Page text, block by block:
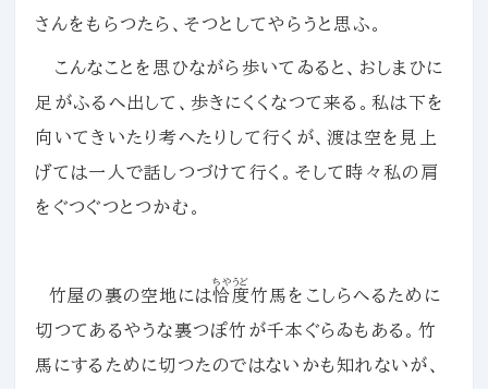
さんをもらつたら、そつとしてやらうと思ふ。
こんなことを思ひながら歩いてゐると、おしまひに
足がふるへ出して、歩きにくくなつて来る。私は下を
向いてきいたり考へたりして行くが、渡は空を見上
げては一人で話しつづけて行く。そして時々私の肩
をぐつぐつとつかむ。
竹屋の裏の空地には恰度
ちやうど
竹馬をこしらへるために
切つてあるやうな裏つぽ竹が千本ぐらゐもある。竹
馬にするために切つたのではないかも知れないが、